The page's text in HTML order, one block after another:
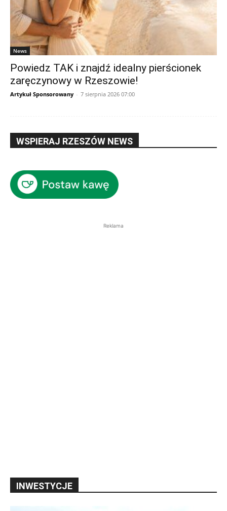
News
Powiedz TAK i znajdź idealny pierścionek
zaręczynowy w Rzeszowie!
Artykuł Sponsorowany - 7 sierpnia 2026 07:00
WSPIERAJ RZESZÓW NEWS
Reklama
INWESTYCJE